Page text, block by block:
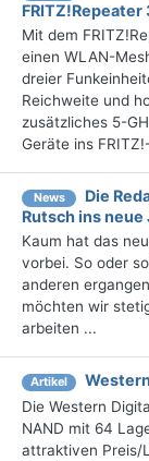
Mit dem
einen WLAN-
dreier
Reichweite und
zusätzliches 5-
Geräte ins
News
Die
Rutsch ins neue
Kaum hat das
vorbei. So oder
anderen
möchten wir
arbeiten ...
Artikel
Die Western
NAND mit 64
attraktiven Preis/